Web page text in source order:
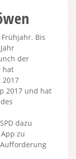
Bis
der
hat
2017 und hat
dazu
zu